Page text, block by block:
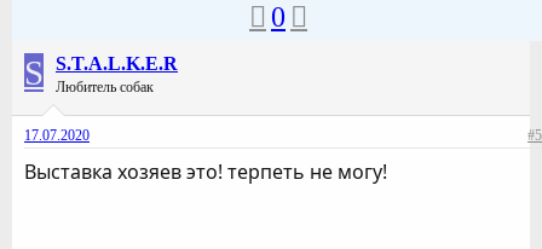
0
S S.T.A.L.K.E.R
Любитель собак
17.07.2020 #5
Выставка хозяев это! терпеть не могу!